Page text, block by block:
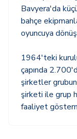
Bavyera'da
bahçe
oyuncuya
1964'teki
çapında
şirketler
şirketi ile grup
faaliyet